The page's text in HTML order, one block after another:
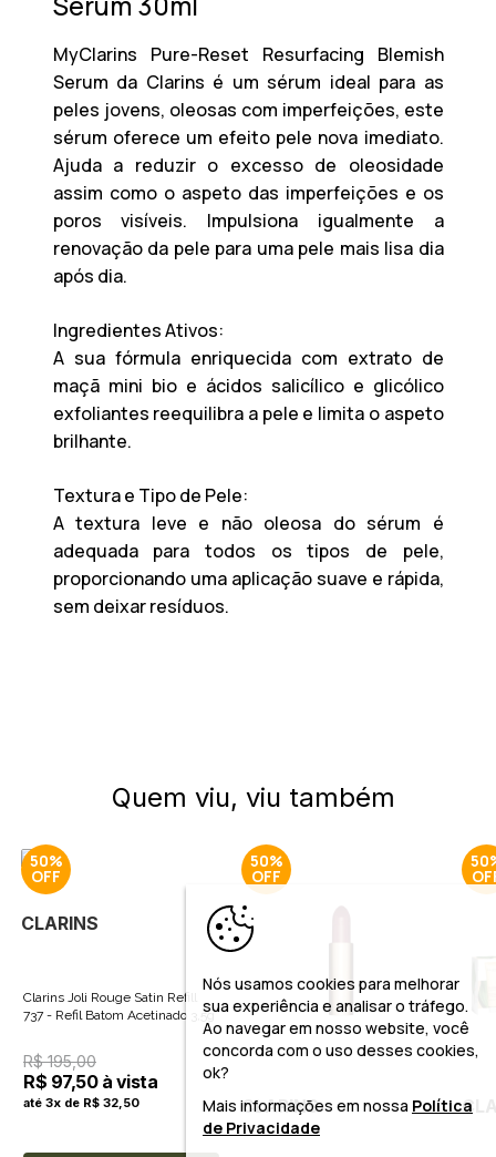
MyClarins Pure-Reset Resurfacing Blemish
Serum da Clarins é um sérum ideal para as
peles jovens, oleosas com imperfeições, este
sérum oferece um efeito pele nova imediato.
Ajuda a reduzir o excesso de oleosidade
assim como o aspeto das imperfeições e os
poros visíveis. Impulsiona igualmente a
renovação da pele para uma pele mais lisa dia
após dia.
Ingredientes Ativos:
A sua fórmula enriquecida com extrato de
maçã mini bio e ácidos salicílico e glicólico
exfoliantes reequilibra a pele e limita o aspeto
brilhante.
Textura e Tipo de Pele:
A textura leve e não oleosa do sérum é
adequada para todos os tipos de pele,
proporcionando uma aplicação suave e rápida,
sem deixar resíduos.
Quem viu, viu também
50%
CLARINS
Clarins Joli Rouge Satin Refill
737 - Refil Batom Acetinado 3,5g
R$ 195,00
R$ 97,50 à vista
até 3x de R$ 32,50
50%
CLARINS
Nós usamos cookies para melhorar
sua experiência e analisar o tráfego.
Ao navegar em nosso website, você
concorda com o uso desses cookies,
ok?
Mais informações em nossa Política
de Privacidade